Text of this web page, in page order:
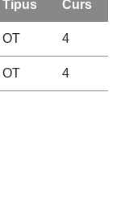
Tipus Curs
OT 4
OT 4